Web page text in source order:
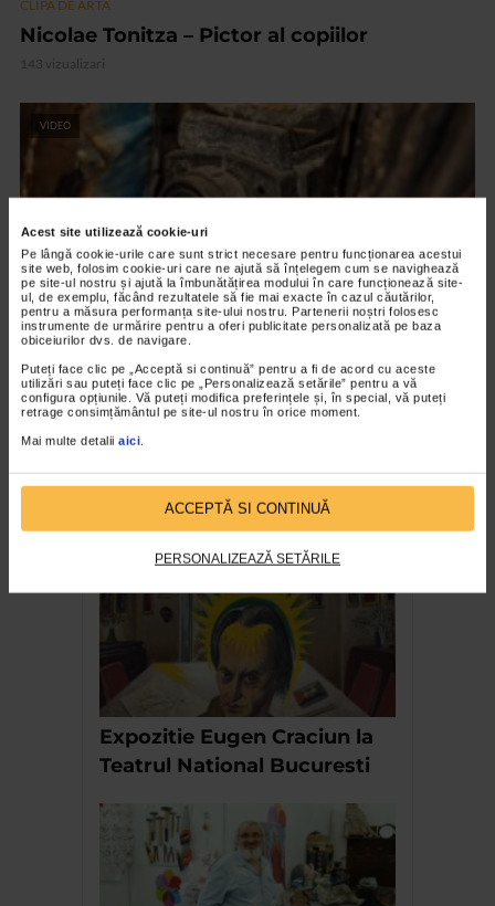
Acest site utilizează cookie-uri
Pe lângă cookie-urile care sunt strict necesare pentru funcționarea acestui
site web, folosim cookie-uri care ne ajută să înțelegem cum se navighează
pe site-ul nostru și ajută la îmbunătățirea modului în care funcționează site-
ul, de exemplu, făcând rezultatele să fie mai exacte în cazul căutărilor,
pentru a măsura performanța site-ului nostru. Partenerii noștri folosesc
instrumente de urmărire pentru a oferi publicitate personalizată pe baza
obiceiurilor dvs. de navigare.
Puteți face clic pe „Acceptă si continuă” pentru a fi de acord cu aceste
utilizări sau puteți face clic pe „Personalizează setările” pentru a vă
configura opțiunile. Vă puteți modifica preferințele și, în special, vă puteți
retrage consimțământul pe site-ul nostru în orice moment.
Mai multe detalii aici.
ACCEPTĂ SI CONTINUĂ
PERSONALIZEAZĂ SETĂRILE
CLIPA DE ARTA
Nicolae Tonitza – Pictor al copiilor
143 vizualizari
VIDEO
CLIPA DE ARTA
ARTS and ARTISTS. Anca Coller – “Cenușa
Memorie”
RECOMANDĂRI
Expozitie Eugen Craciun la
Teatrul National Bucuresti